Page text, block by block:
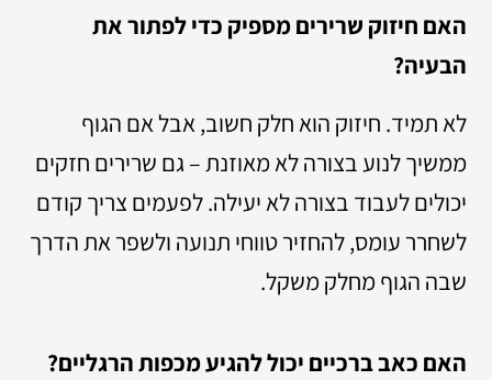
האם חיזוק שרירים מספיק כדי לפתור את
הבעיה?
לא תמיד. חיזוק הוא חלק חשוב, אבל אם הגוף
ממשיך לנוע בצורה לא מאוזנת – גם שרירים חזקים
יכולים לעבוד בצורה לא יעילה. לפעמים צריך קודם
לשחרר עומס, להחזיר טווחי תנועה ולשפר את הדרך
שבה הגוף מחלק משקל.
האם כאב ברכיים יכול להגיע מכפות הרגליים?